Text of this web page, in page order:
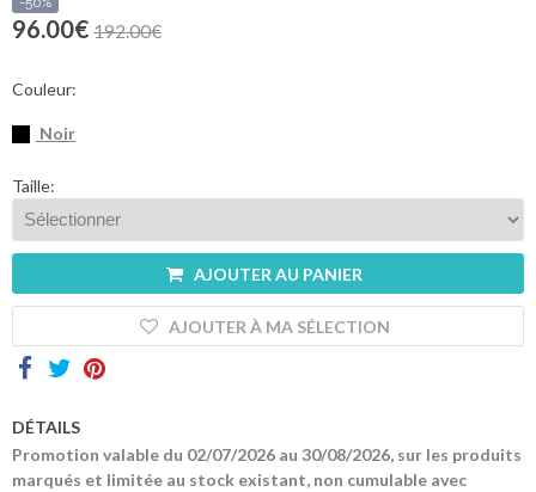
96.00€ 192.00€
Couleur:
Noir
Taille:
AJOUTER AU PANIER
AJOUTER À MA SÉLECTION
DÉTAILS
Promotion valable du 02/07/2026 au 30/08/2026, sur les produits
marqués et limitée au stock existant, non cumulable avec